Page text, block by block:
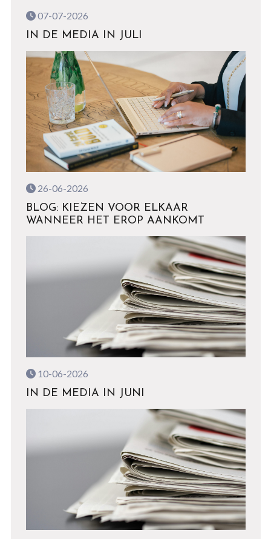
07-07-2026
IN DE MEDIA IN JULI
26-06-2026
BLOG: KIEZEN VOOR ELKAAR
WANNEER HET EROP AANKOMT
10-06-2026
IN DE MEDIA IN JUNI